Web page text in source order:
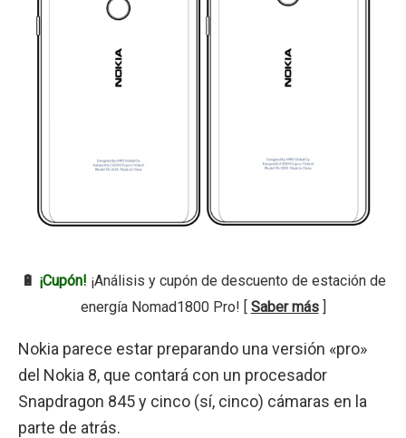
🔋 ¡Cupón! ¡Análisis y cupón de descuento de estación de
energía Nomad1800 Pro! [ Saber más]
Nokia parece estar preparando una versión «pro»
del Nokia 8, que contará con un procesador
Snapdragon 845 y cinco (sí, cinco) cámaras en la
parte de atrás.